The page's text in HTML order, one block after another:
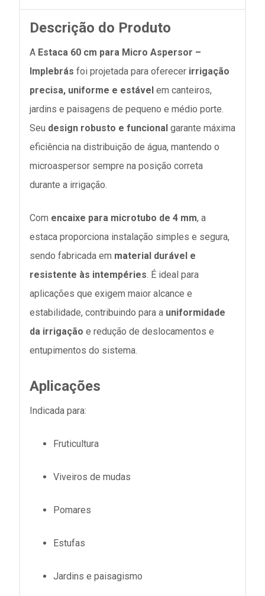
Descrição do Produto
A Estaca 60 cm para Micro Aspersor –
Implebrás foi projetada para oferecer irrigação
precisa, uniforme e estável em canteiros,
jardins e paisagens de pequeno e médio porte.
Seu design robusto e funcional garante máxima
eficiência na distribuição de água, mantendo o
microaspersor sempre na posição correta
durante a irrigação.
Com encaixe para microtubo de 4 mm, a
estaca proporciona instalação simples e segura,
sendo fabricada em material durável e
resistente às intempéries. É ideal para
aplicações que exigem maior alcance e
estabilidade, contribuindo para a uniformidade
da irrigação e redução de deslocamentos e
entupimentos do sistema.
Aplicações
Indicada para:
Fruticultura
Viveiros de mudas
Pomares
Estufas
Jardins e paisagismo